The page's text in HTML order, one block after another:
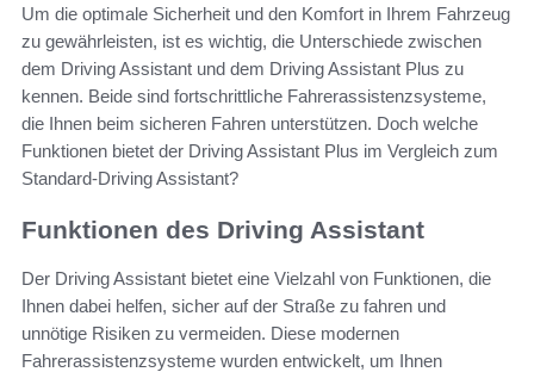
Um die optimale Sicherheit und den Komfort in Ihrem Fahrzeug
zu gewährleisten, ist es wichtig, die Unterschiede zwischen
dem Driving Assistant und dem Driving Assistant Plus zu
kennen. Beide sind fortschrittliche Fahrerassistenzsysteme,
die Ihnen beim sicheren Fahren unterstützen. Doch welche
Funktionen bietet der Driving Assistant Plus im Vergleich zum
Standard-Driving Assistant?
Funktionen des Driving Assistant
Der Driving Assistant bietet eine Vielzahl von Funktionen, die
Ihnen dabei helfen, sicher auf der Straße zu fahren und
unnötige Risiken zu vermeiden. Diese modernen
Fahrerassistenzsysteme wurden entwickelt, um Ihnen